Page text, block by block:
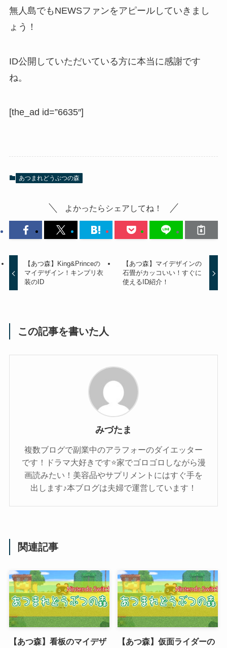
無人島でもNEWSファンをアピールしていきまし
ょう！
ID公開していただいている方に本当に感謝です
ね。
[the_ad id=”6635″]
あつまれどうぶつの森
よかったらシェアしてね！
【あつ森】King&Princeの
マイデザイン！キンプリ衣
装のID
【あつ森】マイデザインの
石畳がカッコいい！すぐに
使えるID紹介！
この記事を書いた人
みづたま
複数ブログで副業中のアラフォーのダイエッター
です！ドラマ大好きです⭐家でゴロゴロしながら漫
画読みたい！美容品やサプリメントにはすぐ手を
出します♪本ブログは夫婦で運営しています！
関連記事
【あつ森】看板のマイデザ
【あつ森】仮面ライダーの